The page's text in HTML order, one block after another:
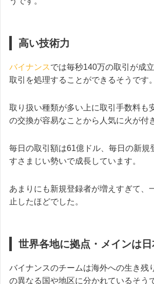
高い技術力
バイナンスでは毎秒140万の取引が成
取引を処理することができるそうです。
取り扱い種類が多い上に取引手数料も
の交換が容易なことから人気に火が付
毎日の取引額は61億ドル、毎日の新規
すさまじい勢いで成長しています。
あまりにも新規登録者が増えすぎて、
止したほどでした。
世界各地に拠点・メインは日
バイナンスのチームは海外への生き残
の異なる国や地区に分かれているそう